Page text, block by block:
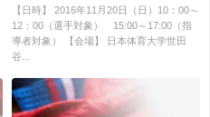
予定者・指導者対象サンボ技術
講習会開催【特別講師：国際サ
ンボ連盟スポーツディレクター
【日程変更有り】
【日時】 2016年11月20日（日）10：00～
12：00（選手対象） 15:00～17:00（指
導者対象） 【会場】 日本体育大学世田
谷...